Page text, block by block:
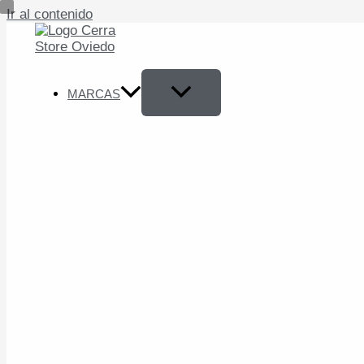
Ir al contenido
MARCAS